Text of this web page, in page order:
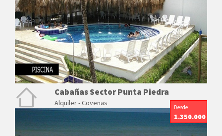
Cabañas Sector Punta Piedra
Alquiler - Covenas
Desde
1.350.000